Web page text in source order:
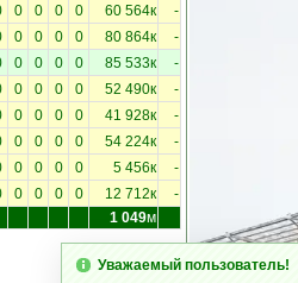
0 0 0 0 60 564к -
0 0 0 0 80 864к -
0 0 0 0 85 533к -
0 0 0 0 52 490к -
0 0 0 0 41 928к -
0 0 0 0 54 224к -
0 0 0 0 5 456к -
0 0 0 0 12 712к -
1 049м
Уважаемый пользователь!